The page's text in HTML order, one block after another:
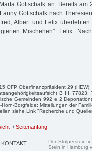
Gottschalk an. Bereits am
Gottschalk nach
Albert und Felix
Mischehen". Felix’
OFP Oberfinanzpräsident 29
B III,
Gemeinden 992 e 2
Borgfelde; Mitteilungen der
siehe Link "Recherche und
/ Seitenanfang
KONTAKT
Der Stolperstein
Stein in Hamburg